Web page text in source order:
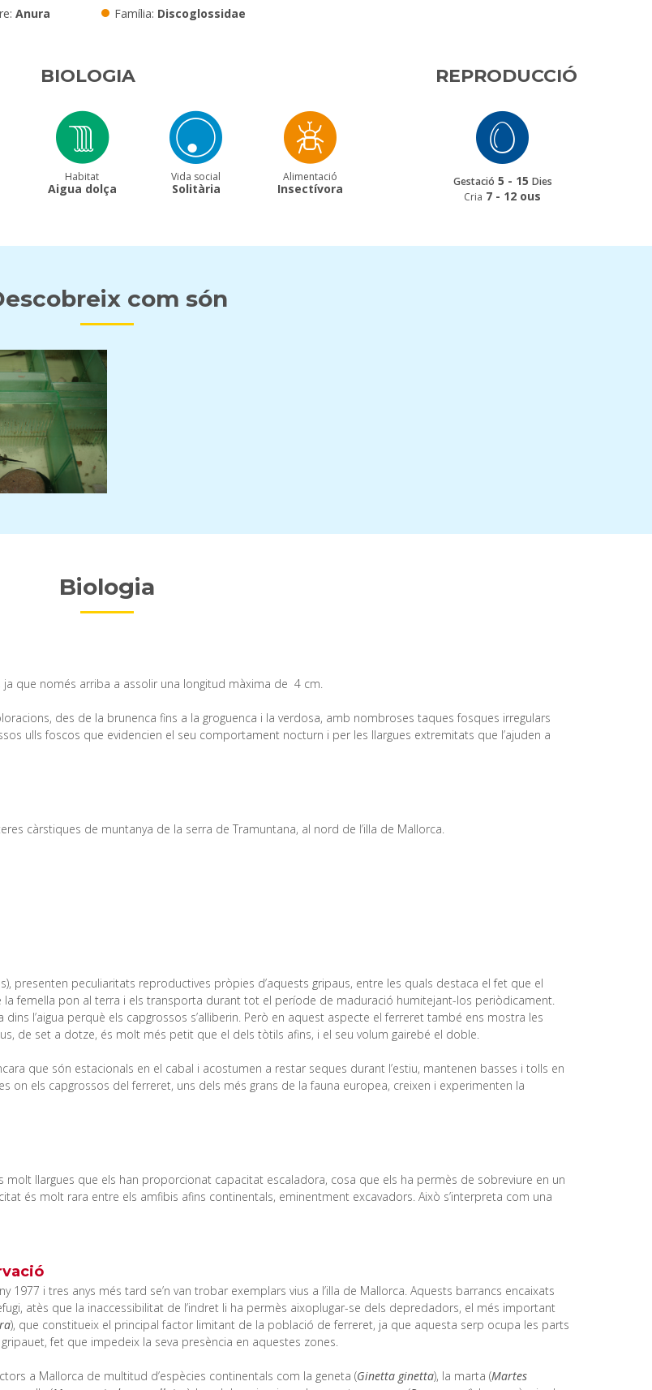
Anura Família Discoglossidae
BIOLOGIA
Habitat
Aigua dolça
Vida social
Solitària
Alimentació
Insectívora
REPRODUCCIÓ
Gestació 5 - 15 Dies
Cria 7 - 12 ous
com són
Biologia
que només arriba a assolir una longitud màxima de 4 cm.
des de la brunenca fins a la groguenca i la verdosa, amb nombroses taques fosques irregulars
ulls foscos que evidencien el seu comportament nocturn i per les llargues extremitats que l’ajuden a
càrstiques de muntanya de la serra de Tramuntana, al nord de l’illa de Mallorca.
presenten peculiaritats reproductives pròpies d’aquests gripaus, entre les quals destaca el fet que el
la femella pon al terra i els transporta durant tot el període de maduració humitejant-los periòdicament.
l’aigua perquè els capgrossos s’alliberin. Però en aquest aspecte el ferreret també ens mostra les
de set a dotze, és molt més petit que el dels tòtils afins, i el seu volum gairebé el doble.
que són estacionals en el cabal i acostumen a restar seques durant l’estiu, mantenen basses i tolls en
on els capgrossos del ferreret, uns dels més grans de la fauna europea, creixen i experimenten la
llargues que els han proporcionat capacitat escaladora, cosa que els ha permès de sobreviure en un
és molt rara entre els amfibis afins continentals, eminentment excavadors. Això s’interpreta com una
1977 i tres anys més tard se’n van trobar exemplars vius a l’illa de Mallorca. Aquests barrancs encaixats
atès que la inaccessibilitat de l’indret li ha permès aixoplugar-se dels depredadors, el més important
), que constitueix el principal factor limitant de la població de ferreret, ja que aquesta serp ocupa les parts
fet que impedeix la seva presència en aquestes zones.
a Mallorca de multitud d’espècies continentals com la geneta (Ginetta ginetta), la marta (Martes